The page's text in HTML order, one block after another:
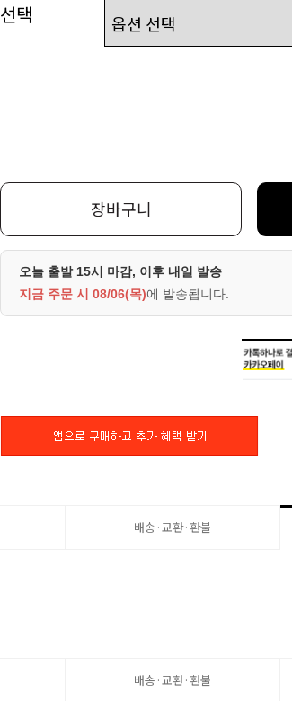
선택
장바구니
오늘 출발 15시 마감, 이후 내일 발송
지금 주문 시 08/06(목)에 발송됩니다.
배송·교환·환불
배송·교환·환불